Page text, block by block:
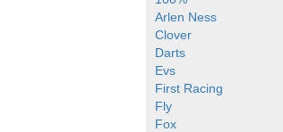
Arlen Ness
Clover
Darts
Evs
First Racing
Fly
Fox